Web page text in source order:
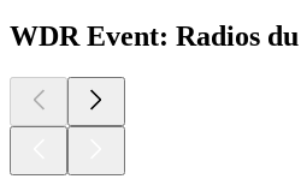
WDR Event: Radios